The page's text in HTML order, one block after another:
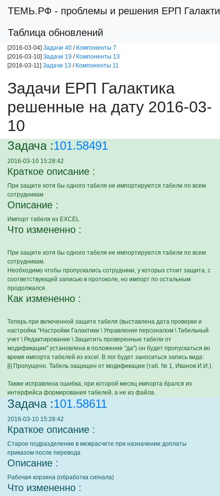
ТЕМЬ.РФ - проблемы и решения ЕРП
Таблица обновлений
[2016-03-04] Задачи 40 / Компоненты 7
[2016-03-10] Задачи 19 / Компоненты 13
[2016-03-11] Задачи 13 / Компоненты 11
Задачи ЕРП Галактика
решенные на дату 2016-03-
10
Задача :101.58491
2016-03-10 15:28:42
Краткое описание :
При защите хотя бы одного табеля не импортируются табели по всем
сотрудникам
Описание :
Импорт табеля из EXCEL
Что измененно :
При защите хотя бы одного табеля не импортируются табели по всем
сотрудникам.
Необходимо чтобы пропускались сотрудники, у которых стоит защита, с
соответствующей записью в протоколе, но импорт по остальным
продолжался.
Как измененно :
Теперь при включенной защите табеля (выставлена дата проверки и
настройка "Настройки Галактики \ Управление персоналом \ Табельный
учет \ Редактирование \ Защитить проверенные табели от
модификации" установлена в положение "да") он будет пропускаться во
время импорта табелей из excel. В лог будет заноситься запись вида:
[i] Пропущено. Табель защищен от модификации (таб. № 1, Иванов И.И.).
Также исправлена ошибка, при которой месяц импорта брался из
интерфейса формирования табелей, а не из файла.
Задача :101.58611
2016-03-10 15:28:42
Краткое описание :
Старое подразделение в межрасчете при назначении доплаты
приказом после перевода
Описание :
Рабочая корзина (обработка сигнала)
Что измененно :